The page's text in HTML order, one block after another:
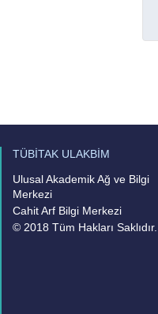
TÜBİTAK ULAKBİM
Ulusal Akademik Ağ ve Bilgi
Merkezi
Cahit Arf Bilgi Merkezi
© 2018 Tüm Hakları Saklıdır.